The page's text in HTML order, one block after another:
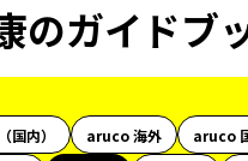
のガイドブ
国内） aruco 海外 aruco